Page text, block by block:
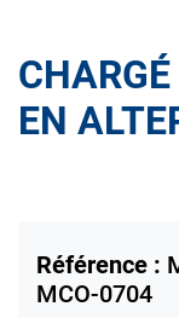
EN
Référence :
MCO-0704